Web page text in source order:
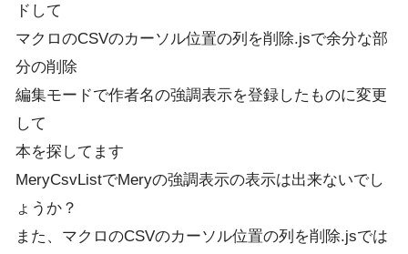
ドして
マクロのCSVのカーソル位置の列を削除.jsで余分な部
分の削除
編集モードで作者名の強調表示を登録したものに変更
して
本を探してます
MeryCsvListでMeryの強調表示の表示は出来ないでし
ょうか？
また、マクロのCSVのカーソル位置の列を削除.jsでは